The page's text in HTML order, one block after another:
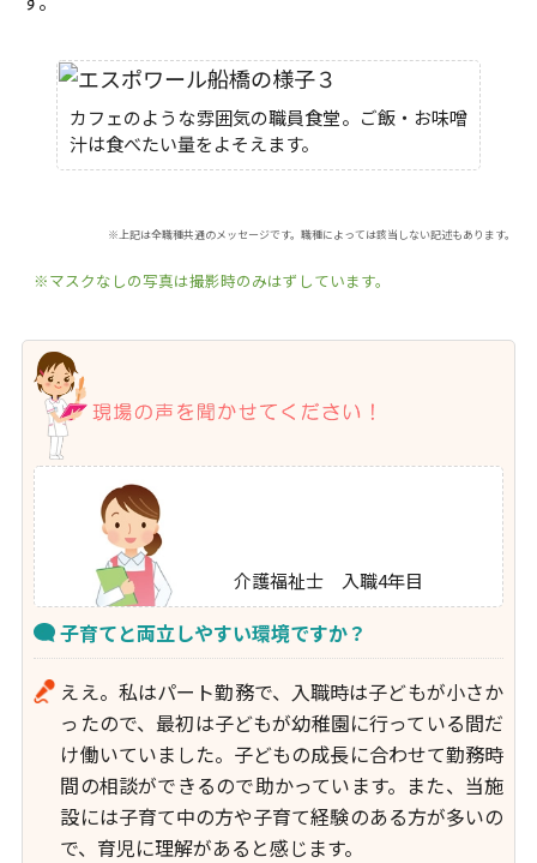
カフェのような雰囲気の職員食堂。ご飯・お味噌
汁は食べたい量をよそえます。
※上記は全職種共通のメッセージです。職種によっては該当しない記述もあります。
※マスクなしの写真は撮影時のみはずしています。
介護福祉士 入職4年目
子育てと両立しやすい環境ですか？
ええ。私はパート勤務で、入職時は子どもが小さか
ったので、最初は子どもが幼稚園に行っている間だ
け働いていました。子どもの成長に合わせて勤務時
間の相談ができるので助かっています。また、当施
設には子育て中の方や子育て経験のある方が多いの
で、育児に理解があると感じます。